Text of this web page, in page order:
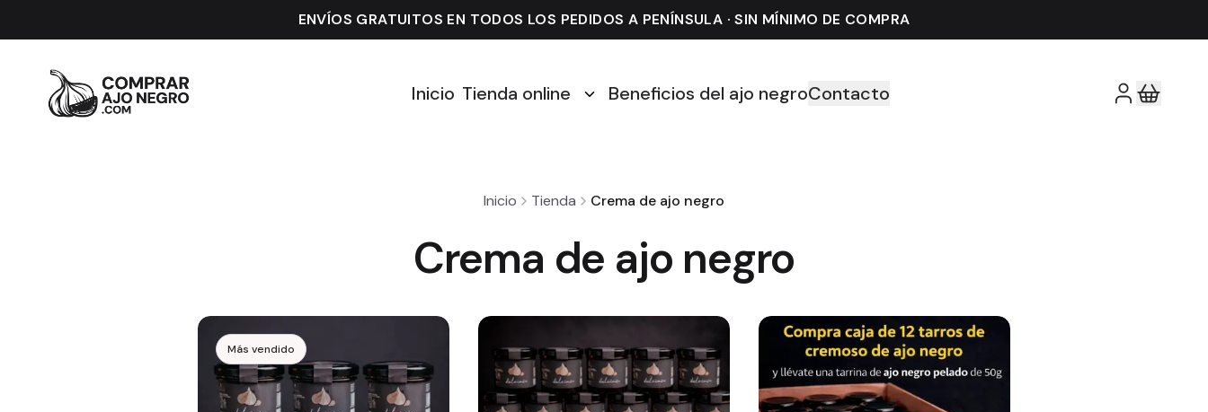
ENVÍOS GRATUITOS EN TODOS LOS PEDIDOS A PENÍNSULA · SIN MÍNIMO DE COMPRA
Inicio Tienda online Beneficios del ajo negroContacto
Inicio Tienda Crema de ajo negro
Crema de ajo negro
Más vendido